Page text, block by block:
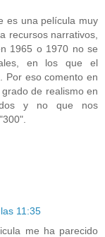
es una película muy
recursos narrativos,
1965 o 1970 no se
en los que el
Por eso comento en
de realismo en
y no que nos
11:35
me ha parecido